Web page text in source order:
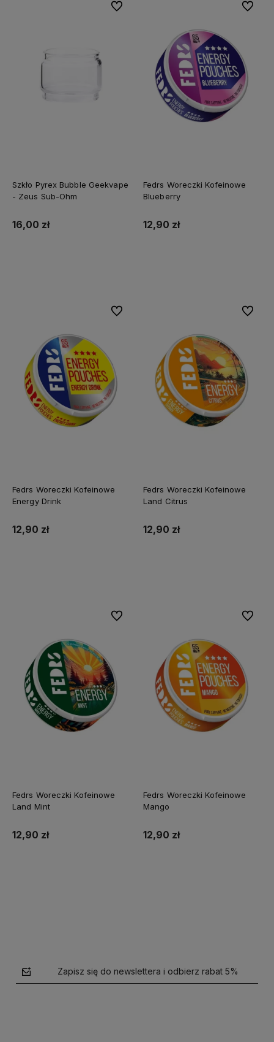
Szkło Pyrex Bubble Geekvape
- Zeus Sub-Ohm
16,00 zł
Do ulubionych
Fedrs Woreczki Kofeinowe
Blueberry
12,90 zł
Do
Fedrs Woreczki Kofeinowe
Energy Drink
12,90 zł
Do ulubionych
Fedrs Woreczki Kofeinowe
Land Citrus
12,90 zł
Do
Fedrs Woreczki Kofeinowe
Land Mint
12,90 zł
Do ulubionych
Fedrs Woreczki Kofeinowe
Mango
12,90 zł
Do
Zapisz się do newslettera i odbierz rabat 5%